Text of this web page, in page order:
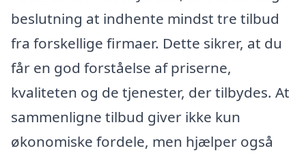
beslutning at indhente mindst tre tilbud
fra forskellige firmaer. Dette sikrer, at du
får en god forståelse af priserne,
kvaliteten og de tjenester, der tilbydes. At
sammenligne tilbud giver ikke kun
økonomiske fordele, men hjælper også